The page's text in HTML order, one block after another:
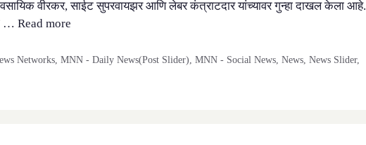
वीरकर, साईट सुपरवायझर आणि लेबर कंत्राटदार यांच्यावर गुन्हा दाखल केला आहे.
… Read more
Networks ,MNN - Daily News(Post Slider) ,MNN - Social News ,News ,News Slider,